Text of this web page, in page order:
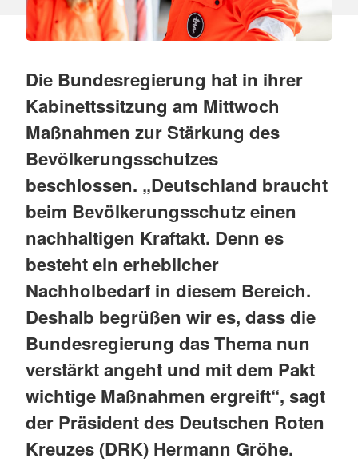
Die Bundesregierung hat in ihrer
Kabinettssitzung am Mittwoch
Maßnahmen zur Stärkung des
Bevölkerungsschutzes
beschlossen. „Deutschland braucht
beim Bevölkerungsschutz einen
nachhaltigen Kraftakt. Denn es
besteht ein erheblicher
Nachholbedarf in diesem Bereich.
Deshalb begrüßen wir es, dass die
Bundesregierung das Thema nun
verstärkt angeht und mit dem Pakt
wichtige Maßnahmen ergreift“, sagt
der Präsident des Deutschen Roten
Kreuzes (DRK) Hermann Gröhe.